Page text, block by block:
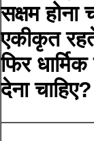
सक्षम होना
एकीकृत
फिर
देना चाहिए?